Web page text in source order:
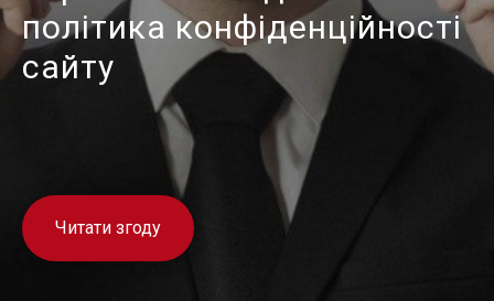
політика конфіденційності
сайту
Читати згоду